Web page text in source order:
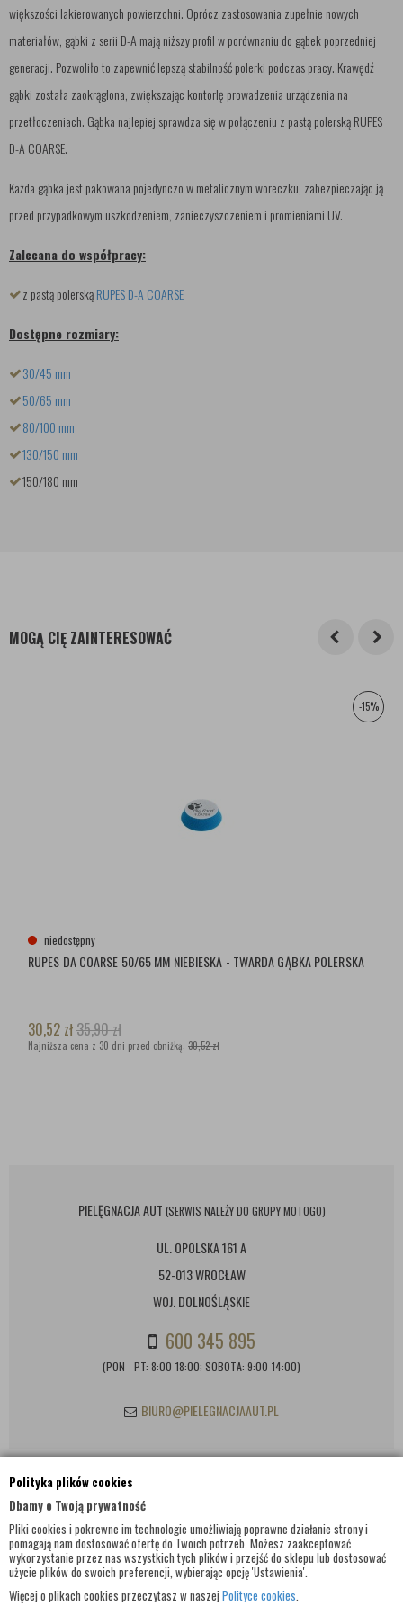
Polityka plików cookies
Dbamy o Twoją prywatność
Pliki cookies i pokrewne im technologie umożliwiają poprawne działanie strony i
pomagają nam dostosować ofertę do Twoich potrzeb. Możesz zaakceptować
wykorzystanie przez nas wszystkich tych plików i przejść do sklepu lub dostosować
użycie plików do swoich preferencji, wybierając opcję 'Ustawienia'.
Więcej o plikach cookies przeczytasz w naszej Polityce cookies.
większości lakierowanych powierzchni. Oprócz zastosowania zupełnie nowych
materiałów, gąbki z serii D-A mają niższy profil w porównaniu do gąbek poprzedniej
generacji. Pozwoliło to zapewnić lepszą stabilność polerki podczas pracy. Krawędź
gąbki została zaokrąglona, zwiększając kontorlę prowadzenia urządzenia na
przetłoczeniach. Gąbka najlepiej sprawdza się w połączeniu z pastą polerską RUPES
D-A COARSE.
Każda gąbka jest pakowana pojedynczo w metalicznym woreczku, zabezpieczając ją
przed przypadkowym uszkodzeniem, zanieczyszczeniem i promieniami UV.
Zalecana do współpracy:
z pastą polerskąRUPES D-A COARSE
Dostępne rozmiary:
30/45 mm
50/65 mm
80/100 mm
130/150 mm
150/180 mm
MOGĄ CIĘ ZAINTERESOWAĆ
-15%
niedostępny
RUPES DA COARSE 50/65 MM NIEBIESKA - TWARDA GĄBKA POLERSKA
30,52 zł35,90zł
Najniższa cena z 30 dni przed obniżką: 30,52 zł
PIELĘGNACJA AUT (SERWIS NALEŻY DO GRUPY MOTOGO)
UL. OPOLSKA 161 A
52-013 WROCŁAW
WOJ. DOLNOŚLĄSKIE
600 345 895
(PON - PT: 8:00-18:00; SOBOTA: 9:00-14:00)
BIURO@PIELEGNACJAAUT.PL
INFORMACJE KONTAKTOWE